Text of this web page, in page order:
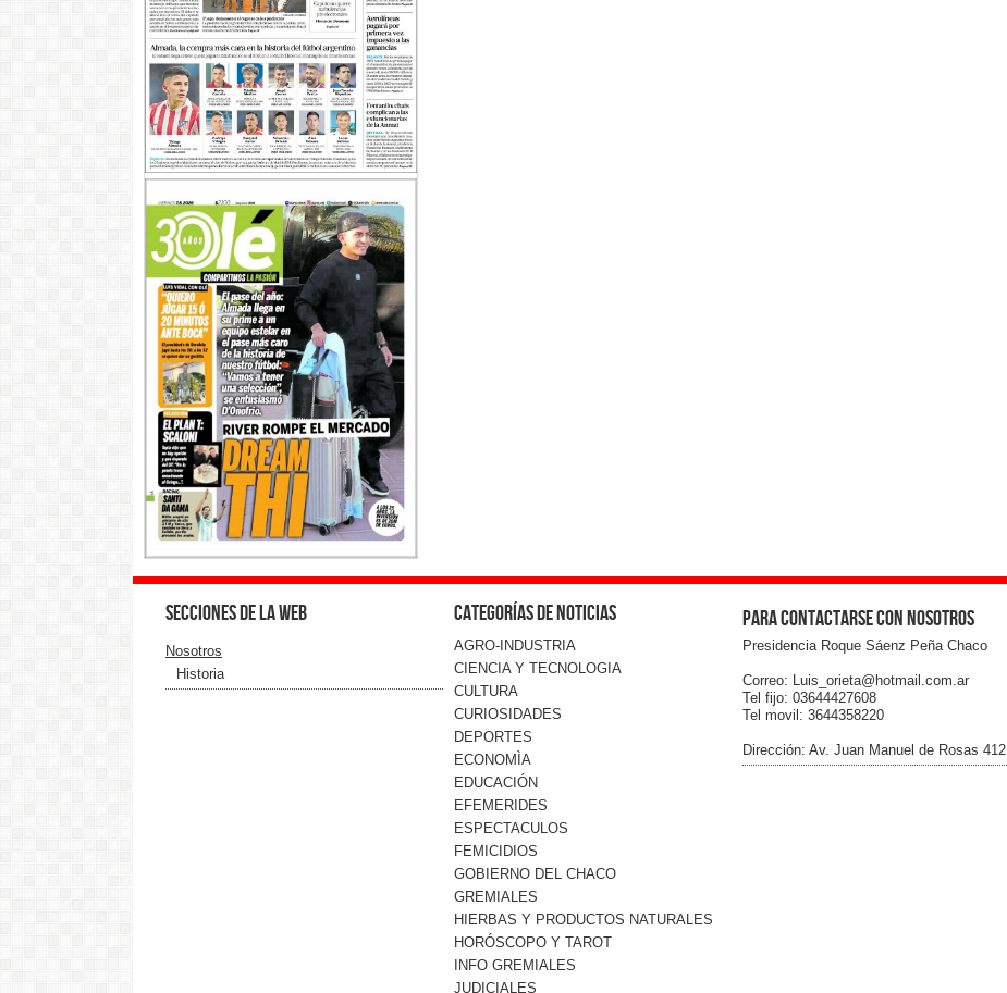
Secciones de la web
Nosotros
Historia
Categorías de noticias
AGRO-INDUSTRIA
CIENCIA Y TECNOLOGIA
CULTURA
CURIOSIDADES
DEPORTES
ECONOMÌA
EDUCACIÓN
EFEMERIDES
ESPECTACULOS
FEMICIDIOS
GOBIERNO DEL CHACO
GREMIALES
HIERBAS Y PRODUCTOS NATURALES
HORÓSCOPO Y TAROT
INFO GREMIALES
JUDICIALES
Para contactarse con nosotros
Presidencia Roque Sáenz Peña Chaco
Correo: Luis_orieta@hotmail.com.ar
Tel fijo: 03644427608
Tel movil: 3644358220
Dirección: Av. Juan Manuel de Rosas 412